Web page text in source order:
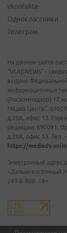
vkontakte
Одноклассники
Телеграм
На данном сайте
"VLADNEWS" -
выдано
информационных
(Роскомнадзор) 17
Медиа Центр".
д.20А, офис 13.
редакции: 690091,
д.20А, офис 13. Тел.:
https://
Электронный адрес
«Дальневосточный
249-8-800. 18+